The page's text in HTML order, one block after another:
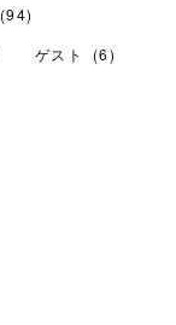
(94)
ゲスト (6)